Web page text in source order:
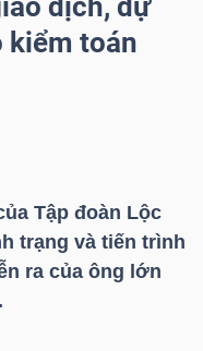
dịch, dự
kiểm toán
Tập đoàn Lộc
trạng và tiến trình
ra của ông lớn